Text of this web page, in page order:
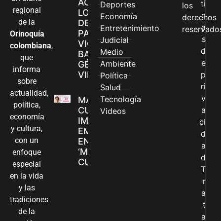
regional
de la
Orinoquía
colombiana,
que
informa
sobre
actualidad,
política,
economía
y cultura,
con un
enfoque
especial
en la vida
y las
tradiciones
de la
LOS CANALES
DE ATENCIÓN
PARA
VIOLENCIAS
BASADAS EN
GÉNERO EN
VILLAVICENCIO
MADRES
CUIDADORAS
IMPULSAN SUS
EMPRENDIMIENTOS
EN LA FERIA
‘MANOS QUE
CUIDAN Y CREAN’
Deportes
Economía
Entretenimiento
Judicial
Medio
Ambiente
Política
Salud
Tecnología
Videos
los
derechos
ti
c
a
s
d
e
p
ri
v
a
ci
d
a
d
T
r
a
t
a